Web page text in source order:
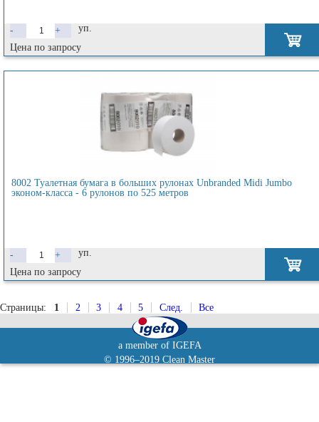
- +
уп.
Цена по запросу
8002 Туалетная бумага в больших рулонах Unbranded Midi Jumbo
эконом-класса - 6 рулонов по 525 метров
- +
уп.
Цена по запросу
Страницы: 1 2 3 4 5 След. Все
a member of IGEFA
© 1996–2019 Clean Master